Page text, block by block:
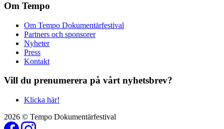
Om Tempo
Om Tempo Dokumentärfestival
Partners och sponsorer
Nyheter
Press
Kontakt
Vill du prenumerera på vårt nyhetsbrev?
Klicka här!
2026 © Tempo Dokumentärfestival